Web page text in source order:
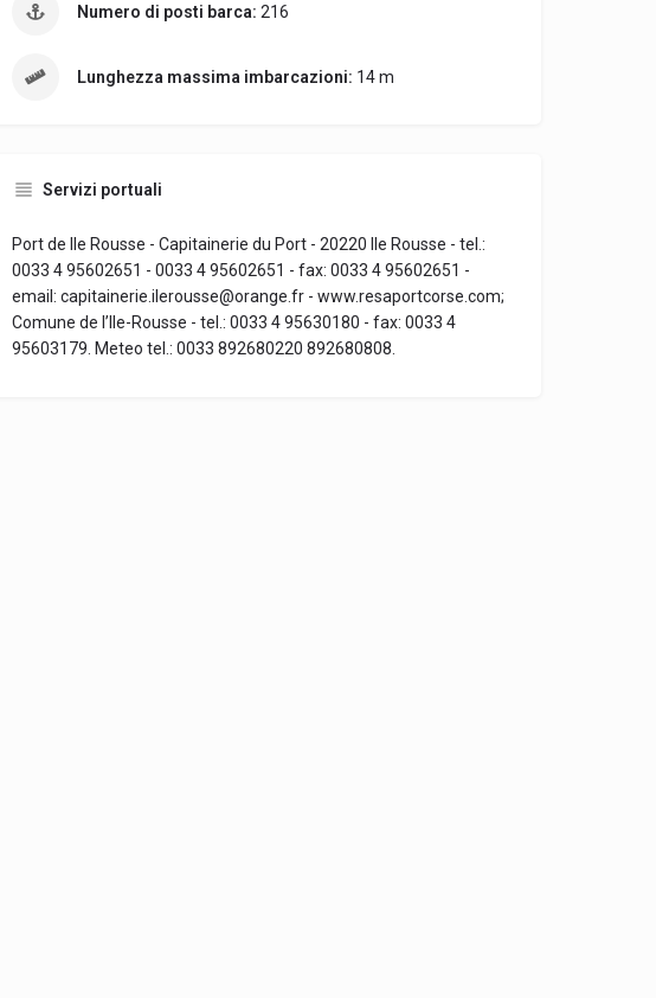
Numero di posti barca: 216
Lunghezza massima imbarcazioni: 14 m
Servizi portuali
Port de Ile Rousse - Capitainerie du Port - 20220 Ile Rousse - tel.:
0033 4 95602651 - 0033 4 95602651 - fax: 0033 4 95602651 -
email: capitainerie.ilerousse@orange.fr - www.resaportcorse.com;
Comune de l’Ile-Rousse - tel.: 0033 4 95630180 - fax: 0033 4
95603179. Meteo tel.: 0033 892680220 892680808.